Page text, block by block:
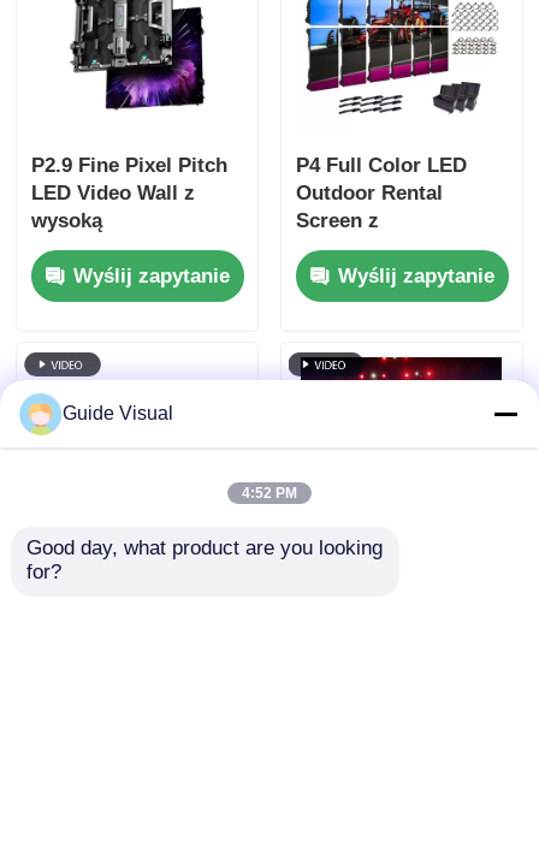
P2.9 Fine Pixel Pitch
LED Video Wall z
wysoką
częstotliwością
odświeżania 7680Hz i
podwójnym
wsparciem sygnału
dla wydarzeń
scenicznych
Wyślij zapytanie
P4 Full Color LED
Outdoor Rental
Screen z
częstotliwością
odświeżania 7680Hz i
wodoodpornością
Wall Display
Wyślij zapytanie
Guide Visual
4:52 PM
Good day, what product are you looking
for?